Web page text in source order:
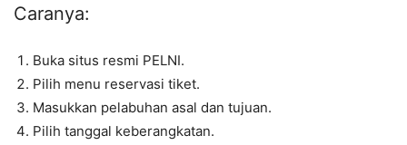
Caranya:
Buka situs resmi PELNI.
Pilih menu reservasi tiket.
Masukkan pelabuhan asal dan tujuan.
Pilih tanggal keberangkatan.